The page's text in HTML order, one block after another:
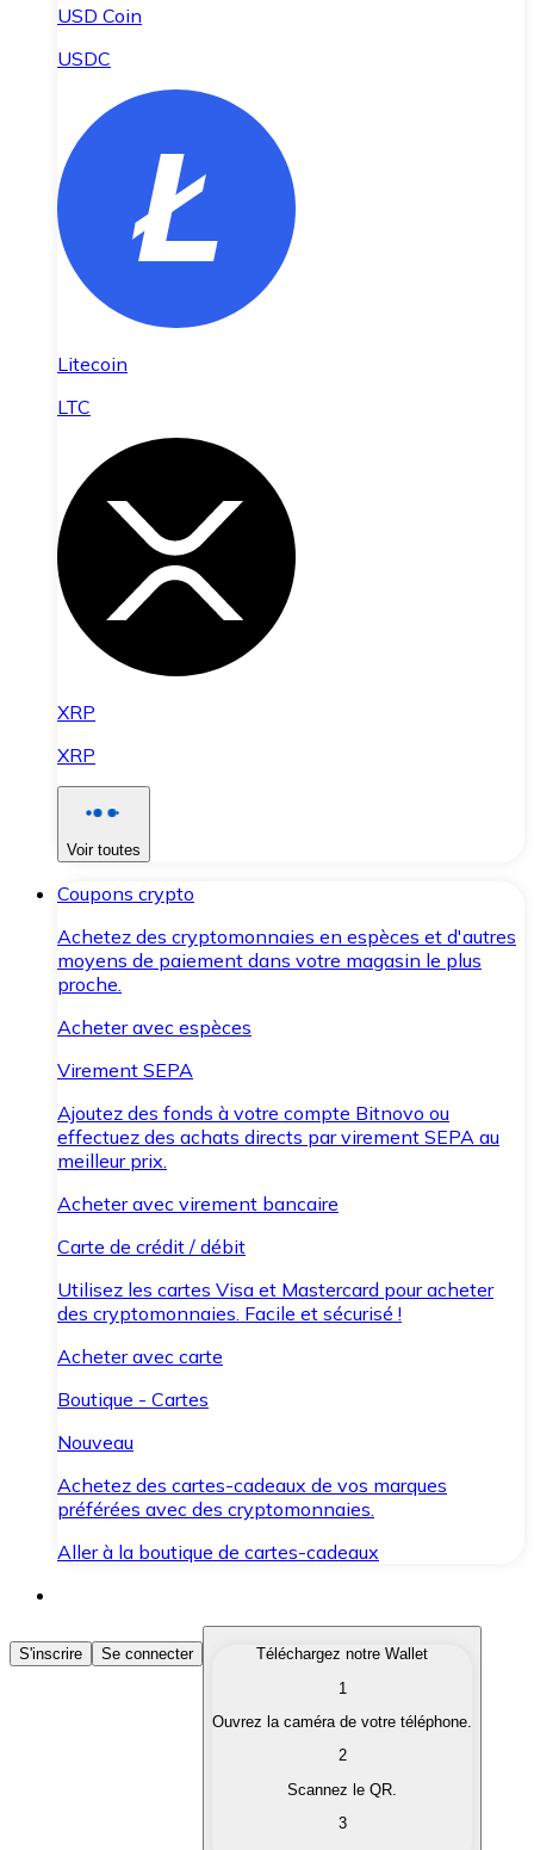
USD Coin
USDC
Litecoin
LTC
XRP
XRP
Voir toutes
Coupons crypto
Achetez des cryptomonnaies en espèces et d'autres
moyens de paiement dans votre magasin le plus
proche.
Acheter avec espèces
Virement SEPA
Ajoutez des fonds à votre compte Bitnovo ou
effectuez des achats directs par virement SEPA au
meilleur prix.
Acheter avec virement bancaire
Carte de crédit / débit
Utilisez les cartes Visa et Mastercard pour acheter
des cryptomonnaies. Facile et sécurisé !
Acheter avec carte
Boutique - Cartes
Nouveau
Achetez des cartes-cadeaux de vos marques
préférées avec des cryptomonnaies.
Aller à la boutique de cartes-cadeaux
Acheter des Cryptomonnaies
Achetez les cryptomonnaies qui vous intéressent
Convertissez vos cryptomonnaies en monnaie
S'inscrire Se connecter
Téléchargez notre Wallet
1
Ouvrez la caméra de votre téléphone.
2
Scannez le QR.
3